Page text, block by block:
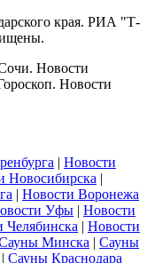
края. РИА "Т-
Новости
Новости
| Новости
Новосибирска |
| Новости Воронежа
Уфы | Новости
Челябинска | Новости
Минска | Сауны
| Сауны Краснодара